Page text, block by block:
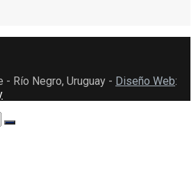
Río Negro, Uruguay - Diseño Web: